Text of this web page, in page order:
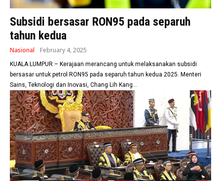
Subsidi bersasar RON95 pada separuh
tahun kedua
Nasional February 4, 2025
KUALA LUMPUR – Kerajaan merancang untuk melaksanakan subsidi
bersasar untuk petrol RON95 pada separuh tahun kedua 2025. Menteri
Sains, Teknologi dan Inovasi, Chang Lih Kang...